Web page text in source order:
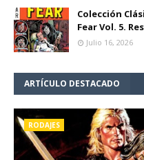
Colección
Fear Vol. 5.
Julio 16, 2026
ARTÍCULO DESTACADO
RODAJES